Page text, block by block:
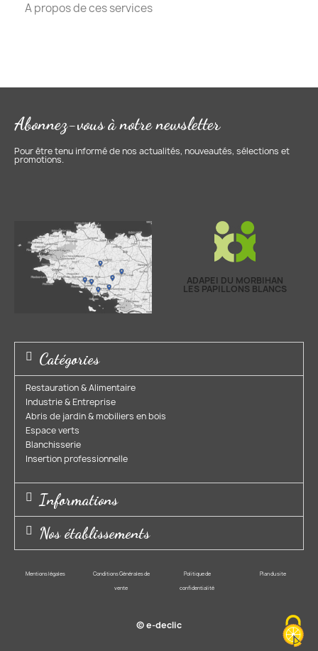
A propos de ces services
Abonnez-vous à notre newsletter
Pour être tenu informé de nos actualités, nouveautés, sélections et
promotions.
ADAPEI DU MORBIHAN
LES PAPILLONS BLANCS
Catégories
Restauration & Alimentaire
Industrie & Entreprise​
Abris de jardin & mobiliers en bois​
Espace verts​
Blanchisserie​
Insertion professionnelle​
Informations
Nos établissements
Mentions légales Conditions Générales de
vente
Politique de
confidentialité
Plan du site
© e-declic